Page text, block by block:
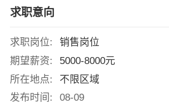
求职意向
求职岗位:
销售岗位
期望薪资:
5000-8000元
所在地点:
不限区域
发布时间:
08-09